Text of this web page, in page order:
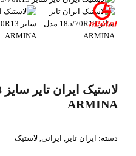
ARMINA
دسته: ایران تایر , ایرانی, لاستیک